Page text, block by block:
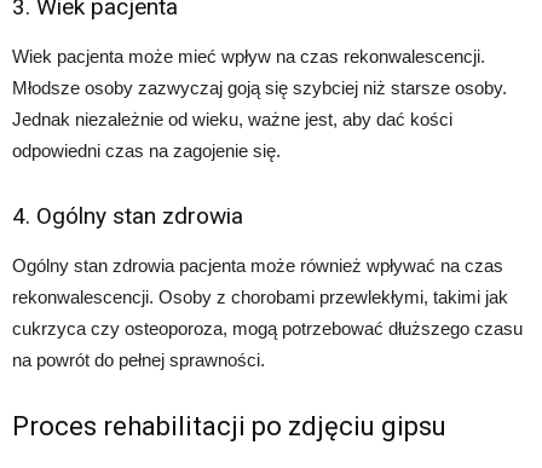
3. Wiek pacjenta
Wiek pacjenta może mieć wpływ na czas rekonwalescencji.
Młodsze osoby zazwyczaj goją się szybciej niż starsze osoby.
Jednak niezależnie od wieku, ważne jest, aby dać kości
odpowiedni czas na zagojenie się.
4. Ogólny stan zdrowia
Ogólny stan zdrowia pacjenta może również wpływać na czas
rekonwalescencji. Osoby z chorobami przewlekłymi, takimi jak
cukrzyca czy osteoporoza, mogą potrzebować dłuższego czasu
na powrót do pełnej sprawności.
Proces rehabilitacji po zdjęciu gipsu